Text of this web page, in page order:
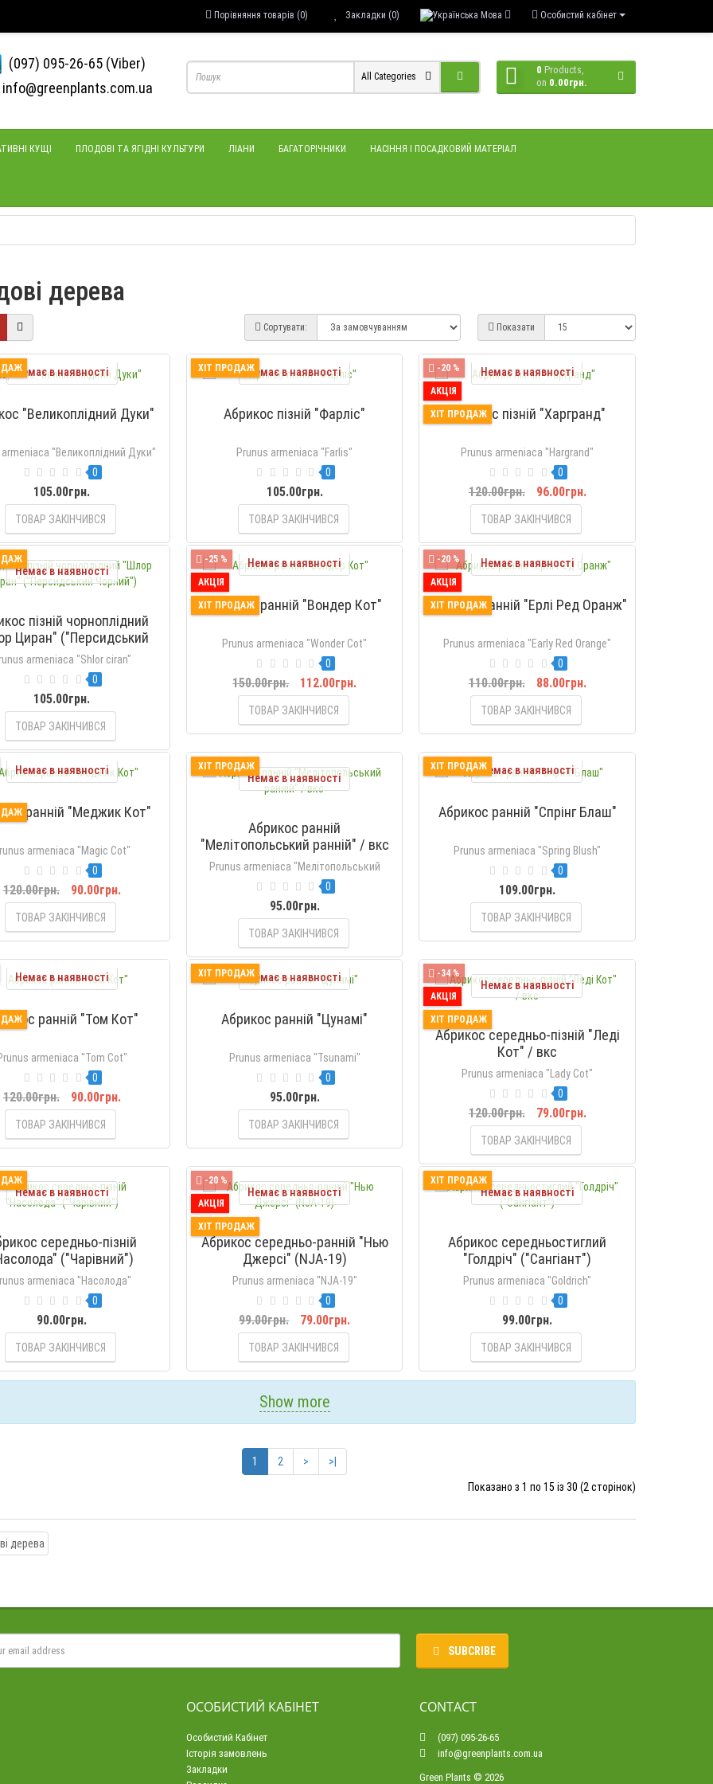
Особистий кабінет
Мова
Закладки (0)
Порівняння товарів (0)
(097) 095-26-65 (Viber)
info@greenplants.com.ua
0 Products,
on 0.00грн.
All Categories
КУЩІ ПЛОДОВІ ТА ЯГІДНІ КУЛЬТУРИ ЛІАНИ БАГАТОРІЧНИКИ НАСІННЯ І ПОСАДКОВИЙ МАТЕРІАЛ
дерева
Сортувати: Показати
Немає в наявності
"Великоплідний Дуки"
armeniaca "Великоплідний Дуки"
0
105.00грн.
ТОВАР ЗАКІНЧИВСЯ
ХІТ ПРОДАЖНемає в наявності
Абрикос пізній "Фарліс"
Prunus armeniaca "Farlis"
0
105.00грн.
ТОВАР ЗАКІНЧИВСЯ
-20 %
АКЦІЯ
ХІТ ПРОДАЖ
Немає в наявності
Абрикос пізній "Харгранд"
Prunus armeniaca "Hargrand"
0
120.00грн. 96.00грн.
ТОВАР ЗАКІНЧИВСЯ
Немає в наявності
пізній чорноплідний
Циран" ("Персидський
Чорний")
armeniaca "Shlor ciran"
0
105.00грн.
ТОВАР ЗАКІНЧИВСЯ
-25 %
АКЦІЯ
ХІТ ПРОДАЖ
Немає в наявності
Абрикос ранній "Вондер Кот"
Prunus armeniaca "Wonder Cot"
0
150.00грн. 112.00грн.
ТОВАР ЗАКІНЧИВСЯ
-20 %
АКЦІЯ
ХІТ ПРОДАЖ
Немає в наявності
Абрикос ранній "Ерлі Ред Оранж"
Prunus armeniaca "Early Red Orange"
0
110.00грн. 88.00грн.
ТОВАР ЗАКІНЧИВСЯ
Немає в наявності
ранній "Меджик Кот"
armeniaca "Magic Cot"
0
120.00грн. 90.00грн.
ТОВАР ЗАКІНЧИВСЯ
ХІТ ПРОДАЖ
Немає в наявності
Абрикос ранній
"Мелітопольський ранній" / вкс
Prunus armeniaca "Мелітопольський
0
95.00грн.
ТОВАР ЗАКІНЧИВСЯ
ХІТ ПРОДАЖНемає в наявності
Абрикос ранній "Спрінг Блаш"
Prunus armeniaca "Spring Blush"
0
109.00грн.
ТОВАР ЗАКІНЧИВСЯ
Немає в наявності
ранній "Том Кот"
armeniaca "Tom Cot"
0
120.00грн. 90.00грн.
ТОВАР ЗАКІНЧИВСЯ
ХІТ ПРОДАЖНемає в наявності
Абрикос ранній "Цунамі"
Prunus armeniaca "Tsunami"
0
95.00грн.
ТОВАР ЗАКІНЧИВСЯ
-34 %
АКЦІЯ
ХІТ ПРОДАЖ
Немає в наявності
Абрикос середньо-пізній "Леді
Кот" / вкс
Prunus armeniaca "Lady Cot"
0
120.00грн. 79.00грн.
ТОВАР ЗАКІНЧИВСЯ
Немає в наявності
середньо-пізній
("Чарівний")
armeniaca "Насолода"
0
90.00грн.
ТОВАР ЗАКІНЧИВСЯ
-20 %
АКЦІЯ
ХІТ ПРОДАЖ
Немає в наявності
Абрикос середньо-ранній "Нью
Джерсі" (NJA-19)
Prunus armeniaca "NJA-19"
0
99.00грн. 79.00грн.
ТОВАР ЗАКІНЧИВСЯ
ХІТ ПРОДАЖ
Немає в наявності
Абрикос середньостиглий
"Голдріч" ("Сангіант")
Prunus armeniaca "Goldrich"
0
99.00грн.
ТОВАР ЗАКІНЧИВСЯ
Show more
1 2 >
>|
Показано з 1 по 15 із 30 (2 сторінок)
SUBCRIBE
ОСОБИСТИЙ КАБІНЕТ
Особистий Кабінет
Історія замовлень
Закладки
CONTACT
(097) 095-26-65
info@greenplants.com.ua
Green Plants © 2026